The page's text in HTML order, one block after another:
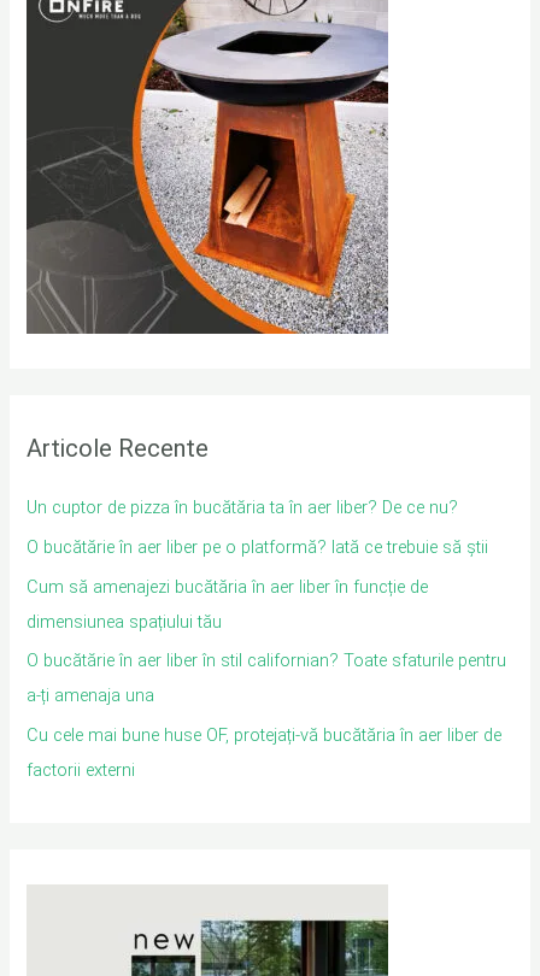
r
Articole Recente
Un cuptor de pizza în bucătăria ta în aer liber? De ce nu?
O bucătărie în aer liber pe o platformă? Iată ce trebuie să știi
Cum să amenajezi bucătăria în aer liber în funcție de
dimensiunea spațiului tău
O bucătărie în aer liber în stil californian? Toate sfaturile pentru
a-ți amenaja una
Cu cele mai bune huse OF, protejați-vă bucătăria în aer liber de
factorii externi